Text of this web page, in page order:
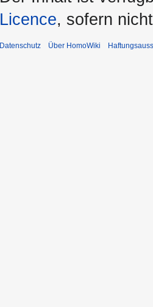
Licence, sofern
Datenschutz Über HomoWiki